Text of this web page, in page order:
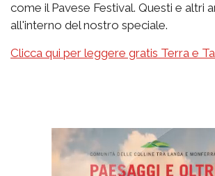
come il Pavese Festival. Questi e altri
all'interno del nostro speciale.
Clicca qui per leggere gratis Terra e